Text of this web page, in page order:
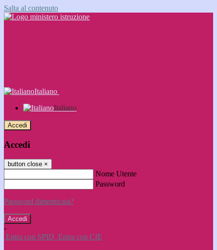
Salta al contenuto
Italiano
Italiano
Accedi
Accedi
button close ×
Nome Utente
Password
Password dimenticata?
-
Entra con SPID Entra con CIE